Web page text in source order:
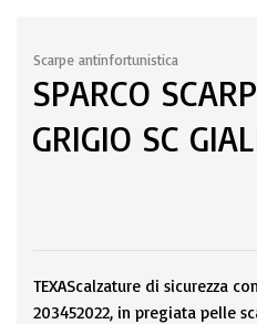
Scarpe antinfortunistica
SPARCO
GRIGIO SC
TEXAScalzature di sicurezza
203452022, in pregiata pelle